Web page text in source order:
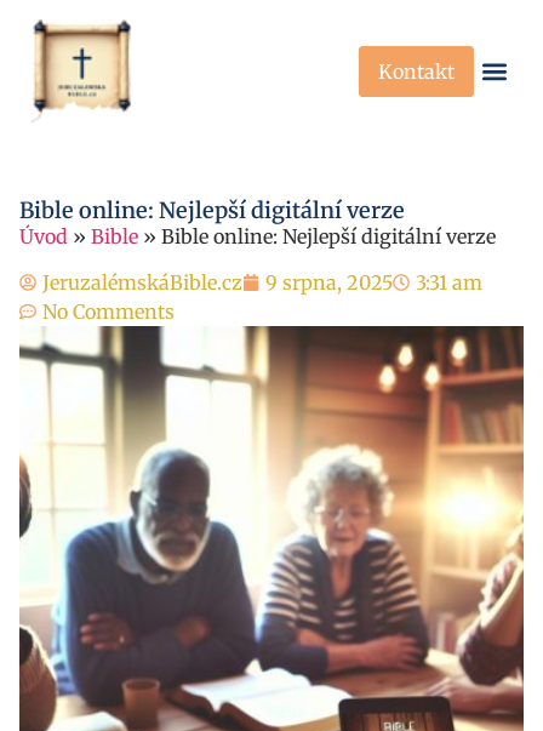
Kontakt
Bible online: Nejlepší digitální verze
Úvod » Bible » Bible online: Nejlepší digitální verze
JeruzalémskáBible.cz
9 srpna, 2025
3:31 am
No Comments